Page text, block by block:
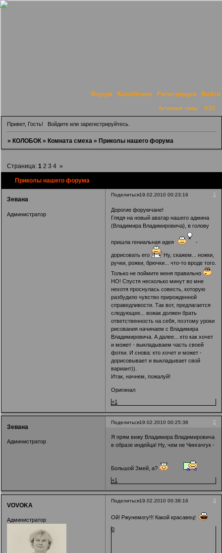
Форум Колобчане Регистрация Войти
Активные темы RSS
Привет, Гость! Войдитеили зарегистрируйтесь.
»КОЛОБОК »Комната смеха »Приколы нашего форума
Приколы нашего форума
Страница:1 2 3 4 »
Поделиться 1
19.02.2010 00:23:16
Зевана
Администратор
Дорогие форумчане!
Глядя на новый аватар нашего админа
(Владимира Владимировича), в голову
пришла гениальная идея -
дорисовать его
Ну, скажем... ножки,
ручки, рожки, брючки... что-то вроде того.
Только не поймите меня правильно
НО! Спустя несколько минут во мне
нехотя проснулась совесть, которую
разбудило чувство прирожденной
справедливости. Так вот, предлагается
следующее... вожак должен брать
ответственность на себя, поэтому уроки
рисования начинаем с Владимира
Владимировича. А далее... кто как хочет
и может - выкладываем часть своей
фотки. И снова: кто хочет и может -
дорисовывает и выкладывает свой
вариант)).
Итак, начнем, пожалуй!
Оригинал
+1
Поделиться 2
19.02.2010 00:25:38
Зевана
Администратор
Я прям вижу Владимира Владимировича
в образе индейца! Ну, чем не Чингачгук -
Большой Змей, а?
+1
Поделиться 3
19.02.2010 00:38:16
VOVOKA
Администратор
Ой! Ржунемогу!!! Какой красавец!
0